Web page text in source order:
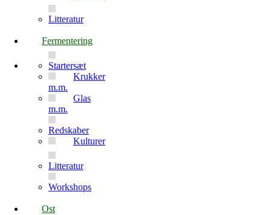
Litteratur
Fermentering
Startersæt
Krukker
m.m.
Glas
m.m.
Redskaber
Kulturer
Litteratur
Workshops
Ost